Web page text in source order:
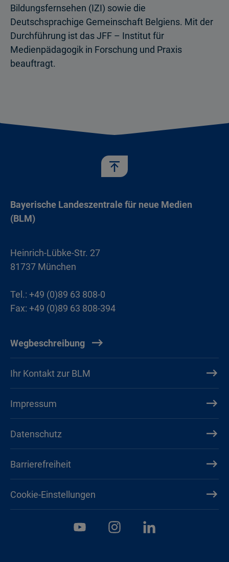
Bildungsfernsehen (IZI) sowie die
Deutschsprachige Gemeinschaft Belgiens. Mit der
Durchführung ist das JFF – Institut für
Medienpädagogik in Forschung und Praxis
beauftragt.
Bayerische Landeszentrale für neue Medien
(BLM)
Heinrich-Lübke-Str. 27
81737 München
Tel.: +49 (0)89 63 808-0
Fax: +49 (0)89 63 808-394
Wegbeschreibung
Ihr Kontakt zur BLM
Impressum
Datenschutz
Barrierefreiheit
Cookie-Einstellungen